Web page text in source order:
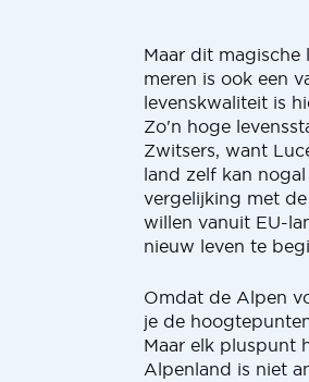
Maar dit
meren is ook een
levenskwaliteit is
Zo'n hoge
Zwitsers, want
land zelf kan
vergelijking met
willen vanuit EU-
nieuw leven te
Omdat de Alpen
je de
Maar elk pluspunt
Alpenland is niet